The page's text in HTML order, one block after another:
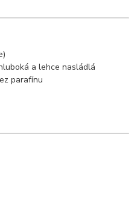
a lehce nasládlá
parafínu